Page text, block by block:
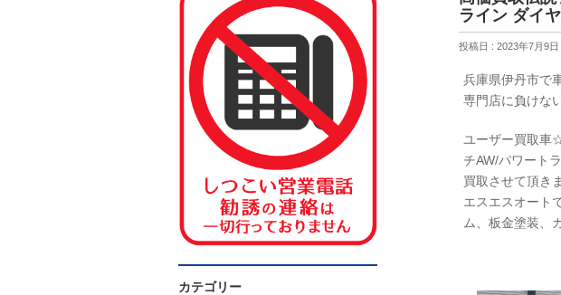
ライン ダイ
投稿日 : 2023年7月9日
兵庫県伊丹市で
専門店に負けな
ユーザー買取車
チAW/パワート
買取させて頂き
エスエスオート
ム、板金塗装、
カテゴリー